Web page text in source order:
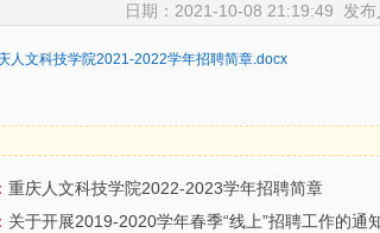
日期：2021-10-08 21:19:49 发布
人文科技学院2021-2022学年招聘简章.docx
重庆人文科技学院2022-2023学年招聘简章
关于开展2019-2020学年春季“线上”招聘工作的通